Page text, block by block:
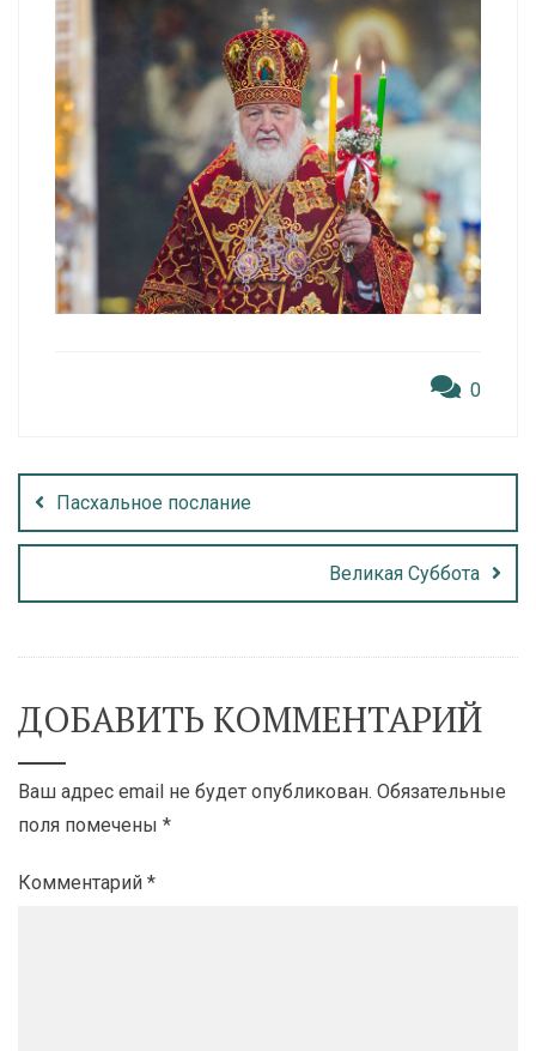
0
Пасхальное послание
Великая Суббота
ДОБАВИТЬ КОММЕНТАРИЙ
Ваш адрес email не будет опубликован. Обязательные
поля помечены *
Комментарий *